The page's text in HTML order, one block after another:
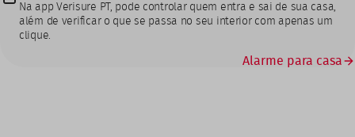
Na app Verisure PT, pode controlar quem entra e sai de sua casa,
além de verificar o que se passa no seu interior com apenas um
clique.
Alarme para casa